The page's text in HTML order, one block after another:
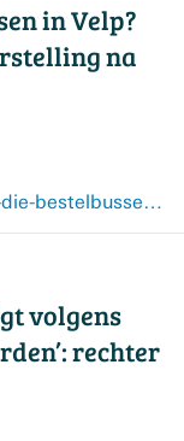
in Velp?
na
www.ad.nl/rheden/wie-vernielt-al-die-bestelbussen-in-velp-mike-voelt-boosheid-en-teleurstelling-na-duizenden-euros-schade~aee55573/
volgens
rechter